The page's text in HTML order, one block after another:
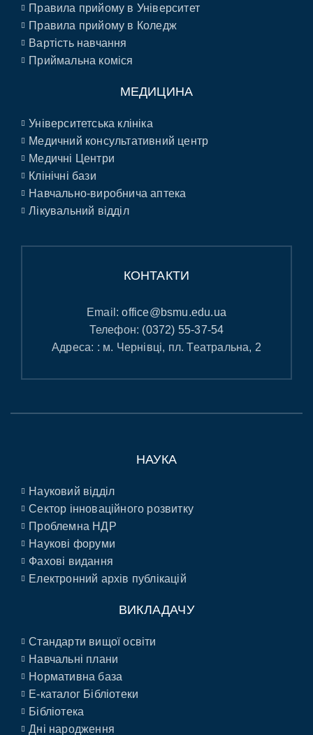
Правила прийому в Університет
Правила прийому в Коледж
Вартість навчання
Приймальна коміся
МЕДИЦИНА
Університетська клініка
Медичний консультативний центр
Медичні Центри
Клінічні бази
Навчально-виробнича аптека
Лікувальний відділ
КОНТАКТИ
Email:office@bsmu.edu.ua
Телефон: (0372) 55-37-54
Адреса: : м. Чернівці, пл. Театральна, 2
НАУКА
Науковий відділ
Сектор інноваційного розвитку
Проблемна НДР
Наукові форуми
Фахові видання
Електронний архів публікацій
ВИКЛАДАЧУ
Стандарти вищої освіти
Навчальні плани
Нормативна база
E-каталог Бібліотеки
Бібліотека
Дні народження